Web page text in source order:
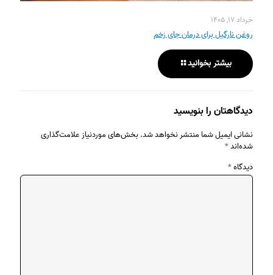
خرداد ۱۷, ۱۴۰۵
روغن نارگیل برای درمان جای زخم
بیشتر بخوانید
دیدگاهتان را بنویسید
نشانی ایمیل شما منتشر نخواهد شد.بخش‌های موردنیاز علامت‌گذاری
شده‌اند*
دیدگاه*